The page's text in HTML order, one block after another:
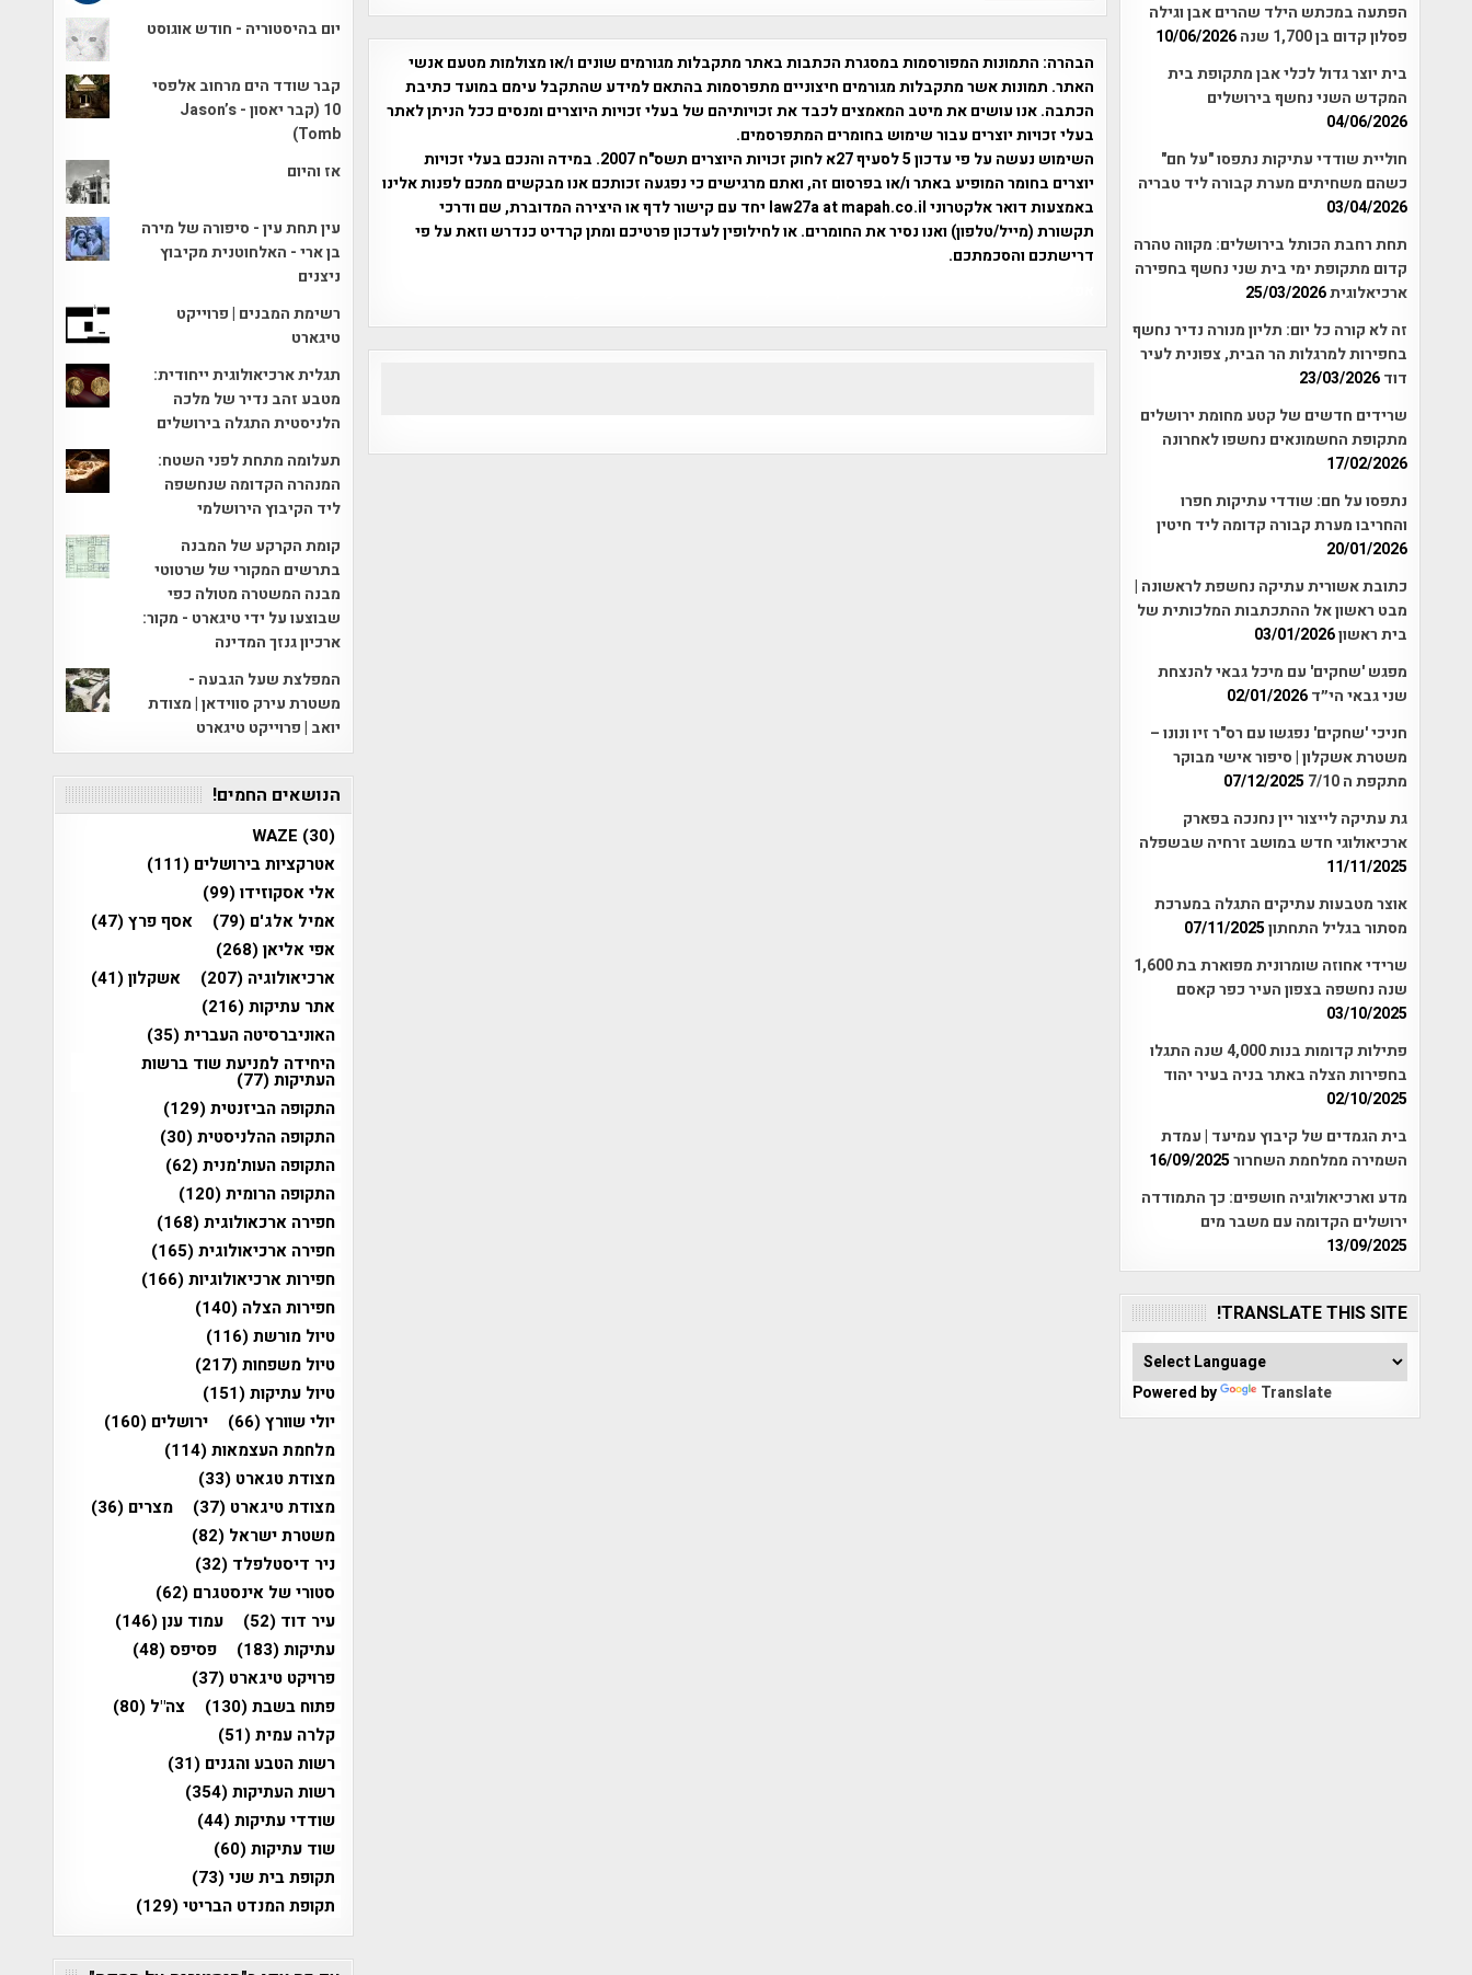
הבהרה: התמונות המפורסמות במסגרת הכתבות באתר מתקבלות מגורמים שונים ו/או מצולמות מטעם אנשי
האתר. תמונות אשר מתקבלות מגורמים חיצוניים מתפרסמות בהתאם למידע שהתקבל עימם במועד כתיבת
הכתבה. אנו עושים את מיטב המאמצים לכבד את זכויותיהם של בעלי זכויות היוצרים ומנסים ככל הניתן לאתר
בעלי זכויות יוצרים עבור שימוש בחומרים המתפרסמים.
השימוש נעשה על פי עדכון 5 לסעיף 27א לחוק זכויות היוצרים תשס"ח 2007. במידה והנכם בעלי זכויות
יוצרים בחומר המופיע באתר ו/או בפרסום זה, ואתם מרגישים כי נפגעה זכותכם אנו מבקשים ממכם לפנות אלינו
באמצעות דואר אלקטרוני law27a at mapah.co.il יחד עם קישור לדף או היצירה המדוברת, שם ודרכי
תקשורת (מייל/טלפון) ואנו נסיר את החומרים. או לחילופין לעדכון פרטיכם ומתן קרדיט כנדרש וזאת על פי
דרישתכם והסכמתכם.
הפתעה במכתש הילד שהרים אבן וגילה
פסלון קדום בן 1,700 שנה
10/06/2026
בית יוצר גדול לכלי אבן מתקופת בית
המקדש השני נחשף בירושלים
04/06/2026
חוליית שודדי עתיקות נתפסו "על חם"
כשהם משחיתים מערת קבורה ליד טבריה
03/04/2026
תחת רחבת הכותל בירושלים: מקווה טהרה
קדום מתקופת ימי בית שני נחשף בחפירה
ארכיאלוגית25/03/2026
זה לא קורה כל יום: תליון מנורה נדיר נחשף
בחפירות למרגלות הר הבית, צפונית לעיר
דוד23/03/2026
שרידים חדשים של קטע מחומת ירושלים
מתקופת החשמונאים נחשפו לאחרונה
17/02/2026
נתפסו על חם: שודדי עתיקות חפרו
והחריבו מערת קבורה קדומה ליד חיטין
20/01/2026
כתובת אשורית עתיקה נחשפת לראשונה |
מבט ראשון אל ההתכתבות המלכותית של
בית ראשון03/01/2026
מפגש 'שחקים' עם מיכל גבאי להנצחת
שני גבאי הי״ד02/01/2026
חניכי 'שחקים' נפגשו עם רס"ר זיו ונונו –
משטרת אשקלון | סיפור אישי מבוקר
מתקפת ה 7/10
07/12/2025
גת עתיקה לייצור יין נחנכה בפארק
ארכיאולוגי חדש במושב זרחיה שבשפלה
11/11/2025
אוצר מטבעות עתיקים התגלה במערכת
מסתור בגליל התחתון07/11/2025
שרידי אחוזה שומרונית מפוארת בת 1,600
שנה נחשפה בצפון העיר כפר קאסם
03/10/2025
פתילות קדומות בנות 4,000 שנה התגלו
בחפירות הצלה באתר בניה בעיר יהוד
02/10/2025
בית הגמדים של קיבוץ עמיעד | עמדת
השמירה ממלחמת השחרור16/09/2025
מדע וארכיאולוגיה חושפים: כך התמודדה
ירושלים הקדומה עם משבר מים
13/09/2025
TRANSLATE THIS SITE!
Powered by Translate
יום בהיסטוריה - חודש אוגוסט
קבר שודד הים מרחוב אלפסי
10 (קבר יאסון - Jason’s
Tomb)
אז והיום
עין תחת עין - סיפורה של מירה
בן ארי - האלחוטנית מקיבוץ
ניצנים
רשימת המבנים | פרוייקט
טיגארט
תגלית ארכיאולוגית ייחודית:
מטבע זהב נדיר של מלכה
הלניסטית התגלה בירושלים
תעלומה מתחת לפני השטח:
המנהרה הקדומה שנחשפה
ליד הקיבוץ הירושלמי
קומת הקרקע של המבנה
בתרשים המקורי של שרטוטי
מבנה המשטרה מטולה כפי
שבוצעו על ידי טיגארט - מקור:
ארכיון גנזך המדינה
המפלצת שעל הגבעה -
משטרת עירק סווידאן | מצודת
יואב | פרוייקט טיגארט
הנושאים החמים!
WAZE (30)
אטרקציות בירושלים (111)
אלי אסקוזידו(99)
אמיל אלג'ם (79) אסף פרץ(47)
אפי אליאן(268)
ארכיאולוגיה (207) אשקלון(41)
אתר עתיקות(216)
האוניברסיטה העברית(35)
היחידה למניעת שוד ברשות
העתיקות(77)
התקופה הביזנטית(129)
התקופה ההלניסטית(30)
התקופה העות'מנית(62)
התקופה הרומית(120)
חפירה ארכאולוגית(168)
חפירה ארכיאולוגית(165)
חפירות ארכיאולוגיות(166)
חפירות הצלה (140)
טיול מורשת(116)
טיול משפחות(217)
טיול עתיקות(151)
יולי שוורץ(66) ירושלים (160)
מלחמת העצמאות(114)
מצודת טגארט (33)
מצודת טיגארט (37) מצרים (36)
משטרת ישראל (82)
ניר דיסטלפלד (32)
סטורי של אינסטגרם (62)
עיר דוד (52) עמוד ענן(146)
עתיקות(183) פסיפס(48)
פרויקט טיגארט (37)
פתוח בשבת(130) צה"ל (80)
קלרה עמית(51)
רשות הטבע והגנים (31)
רשות העתיקות(354)
שודדי עתיקות(44)
שוד עתיקות(60)
תקופת בית שני(73)
תקופת המנדט הבריטי(129)